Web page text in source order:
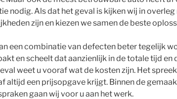
nodig. Als dat het geval is kijken wij in
zijn en kiezen we samen de beste
een combinatie van defecten beter tegelijk
en scheelt dat aanzienlijk in de totale tijd en
weet u vooraf wat de kosten zijn. Het
altijd een prijsopgave krijgt. Binnen de
gaan wij voor u aan het werk.